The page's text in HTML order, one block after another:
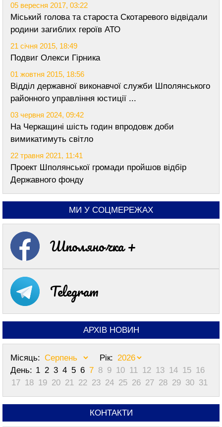
05 вересня 2017, 03:22
Міський голова та староста Скотаревого відвідали
родини загиблих героїв АТО
21 січня 2015, 18:49
Подвиг Олекси Гірника
01 жовтня 2015, 18:56
Відділ державної виконавчої служби Шполянського
районного управління юстиції ...
03 червня 2024, 09:42
На Черкащині шість годин впродовж доби
вимикатимуть світло
22 травня 2021, 11:41
Проект Шполянської громади пройшов відбір
Державного фонду
МИ У СОЦМЕРЕЖАХ
Шполяночка +
Telegram
АРХІВ НОВИН
Місяць:
Рік:
День: 1 2 3 4 5 6 7 8 9 10 11 12 13 14 15 16
17 18 19 20 21 22 23 24 25 26 27 28 29 30 31
КОНТАКТИ